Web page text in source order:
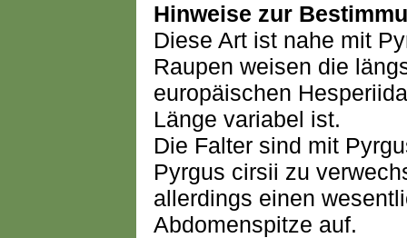
Hinweise zur
Diese Art ist nahe mit
Raupen weisen die
europäischen
Länge variabel ist.
Die Falter sind mit
Pyrgus cirsii zu
allerdings einen
Abdomenspitze auf.